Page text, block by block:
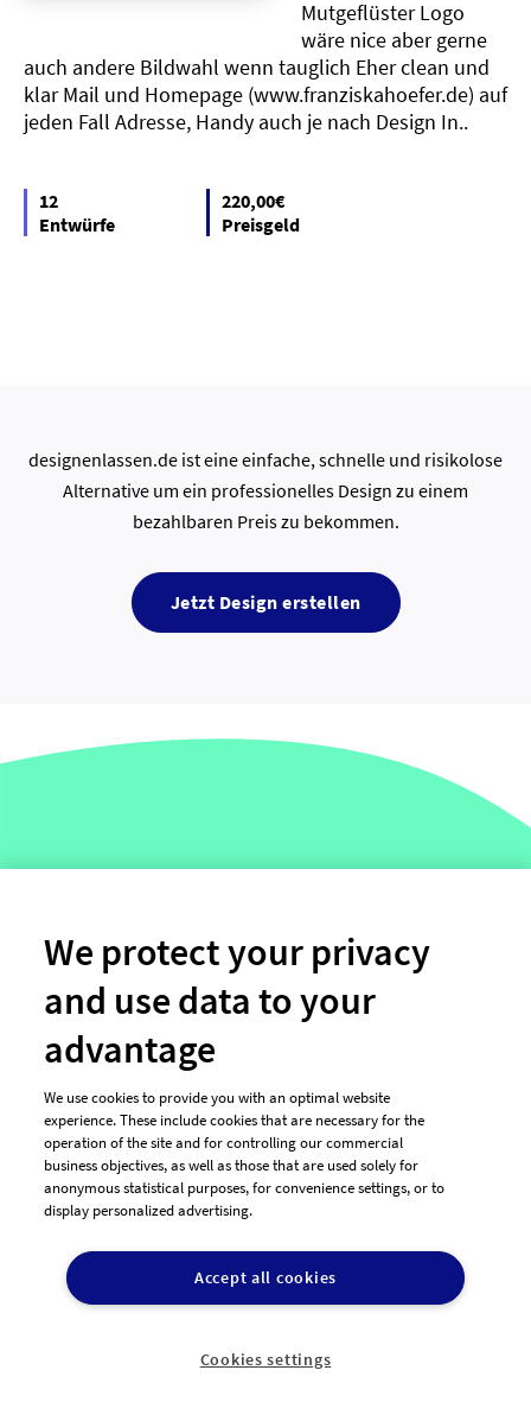
Mutgeflüster Logo
wäre nice aber gerne
auch andere Bildwahl wenn tauglich Eher clean und
klar Mail und Homepage (www.franziskahoefer.de) auf
jeden Fall Adresse, Handy auch je nach Design In..
12
Entwürfe
220,00€
Preisgeld
designenlassen.de ist eine einfache, schnelle und risikolose
Alternative um ein professionelles Design zu einem
bezahlbaren Preis zu bekommen.
Jetzt Design erstellen
Wir beraten Dich gerne telefonisch
 +49 911-13136893
Montag - Donnerstag:
Freitag:
09:00-17:00 Uhr
Schreibe uns oder finde hier weitere Infos:
We protect your privacy
and use data to your
advantage
We use cookies to provide you with an optimal website
experience. These include cookies that are necessary for the
operation of the site and for controlling our commercial
business objectives, as well as those that are used solely for
anonymous statistical purposes, for convenience settings, or to
display personalized advertising.
Accept all cookies
Cookies settings